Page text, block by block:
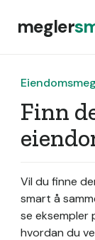
megler
Finn
Vil du finne
smart å
se eksempler
hvordan du